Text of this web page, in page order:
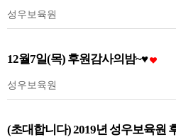
성우보육원
12월7일(목) 후원감사의밤~♥
성우보육원
(초대합니다) 2019년 성우보육원